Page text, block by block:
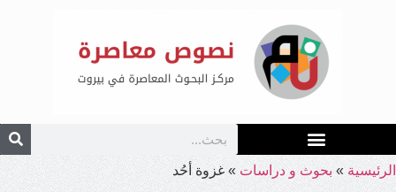
الرئيسية » بحوث و دراسات » غزوة أحُد